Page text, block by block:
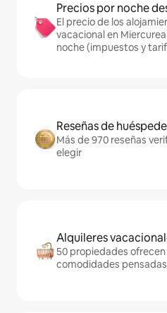
Precios por noche
El precio de los
vacacional en
noche (impuestos y
Reseñas de
Más de 970 reseñas
elegir
Alquileres
50 propiedades
comodidades